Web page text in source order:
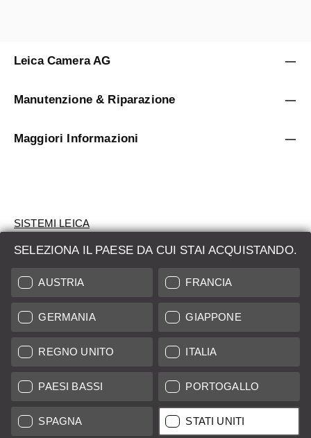
SELEZIONA IL PAESE DA CUI STAI ACQUISTANDO.
AUSTRIA FRANCIA
GERMANIA GIAPPONE
REGNO UNITO ITALIA
PAESI BASSI PORTOGALLO
SPAGNA STATI UNITI
Leica Camera AG
Manutenzione & Riparazione
Maggiori Informazioni
SISTEMI LEICA
VALUTAZIONE
CERCHI UN PRODOTTO?
ASTE
PRODOTTI NUOVI
LEICA STORES
Tutti i prezzi dei fornitori con sede in UE/Regno Unito incl. IVA più